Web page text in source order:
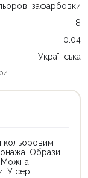
зафарбовки
8
0.04
Українська
кольоровим
Образи
Можна
У серії